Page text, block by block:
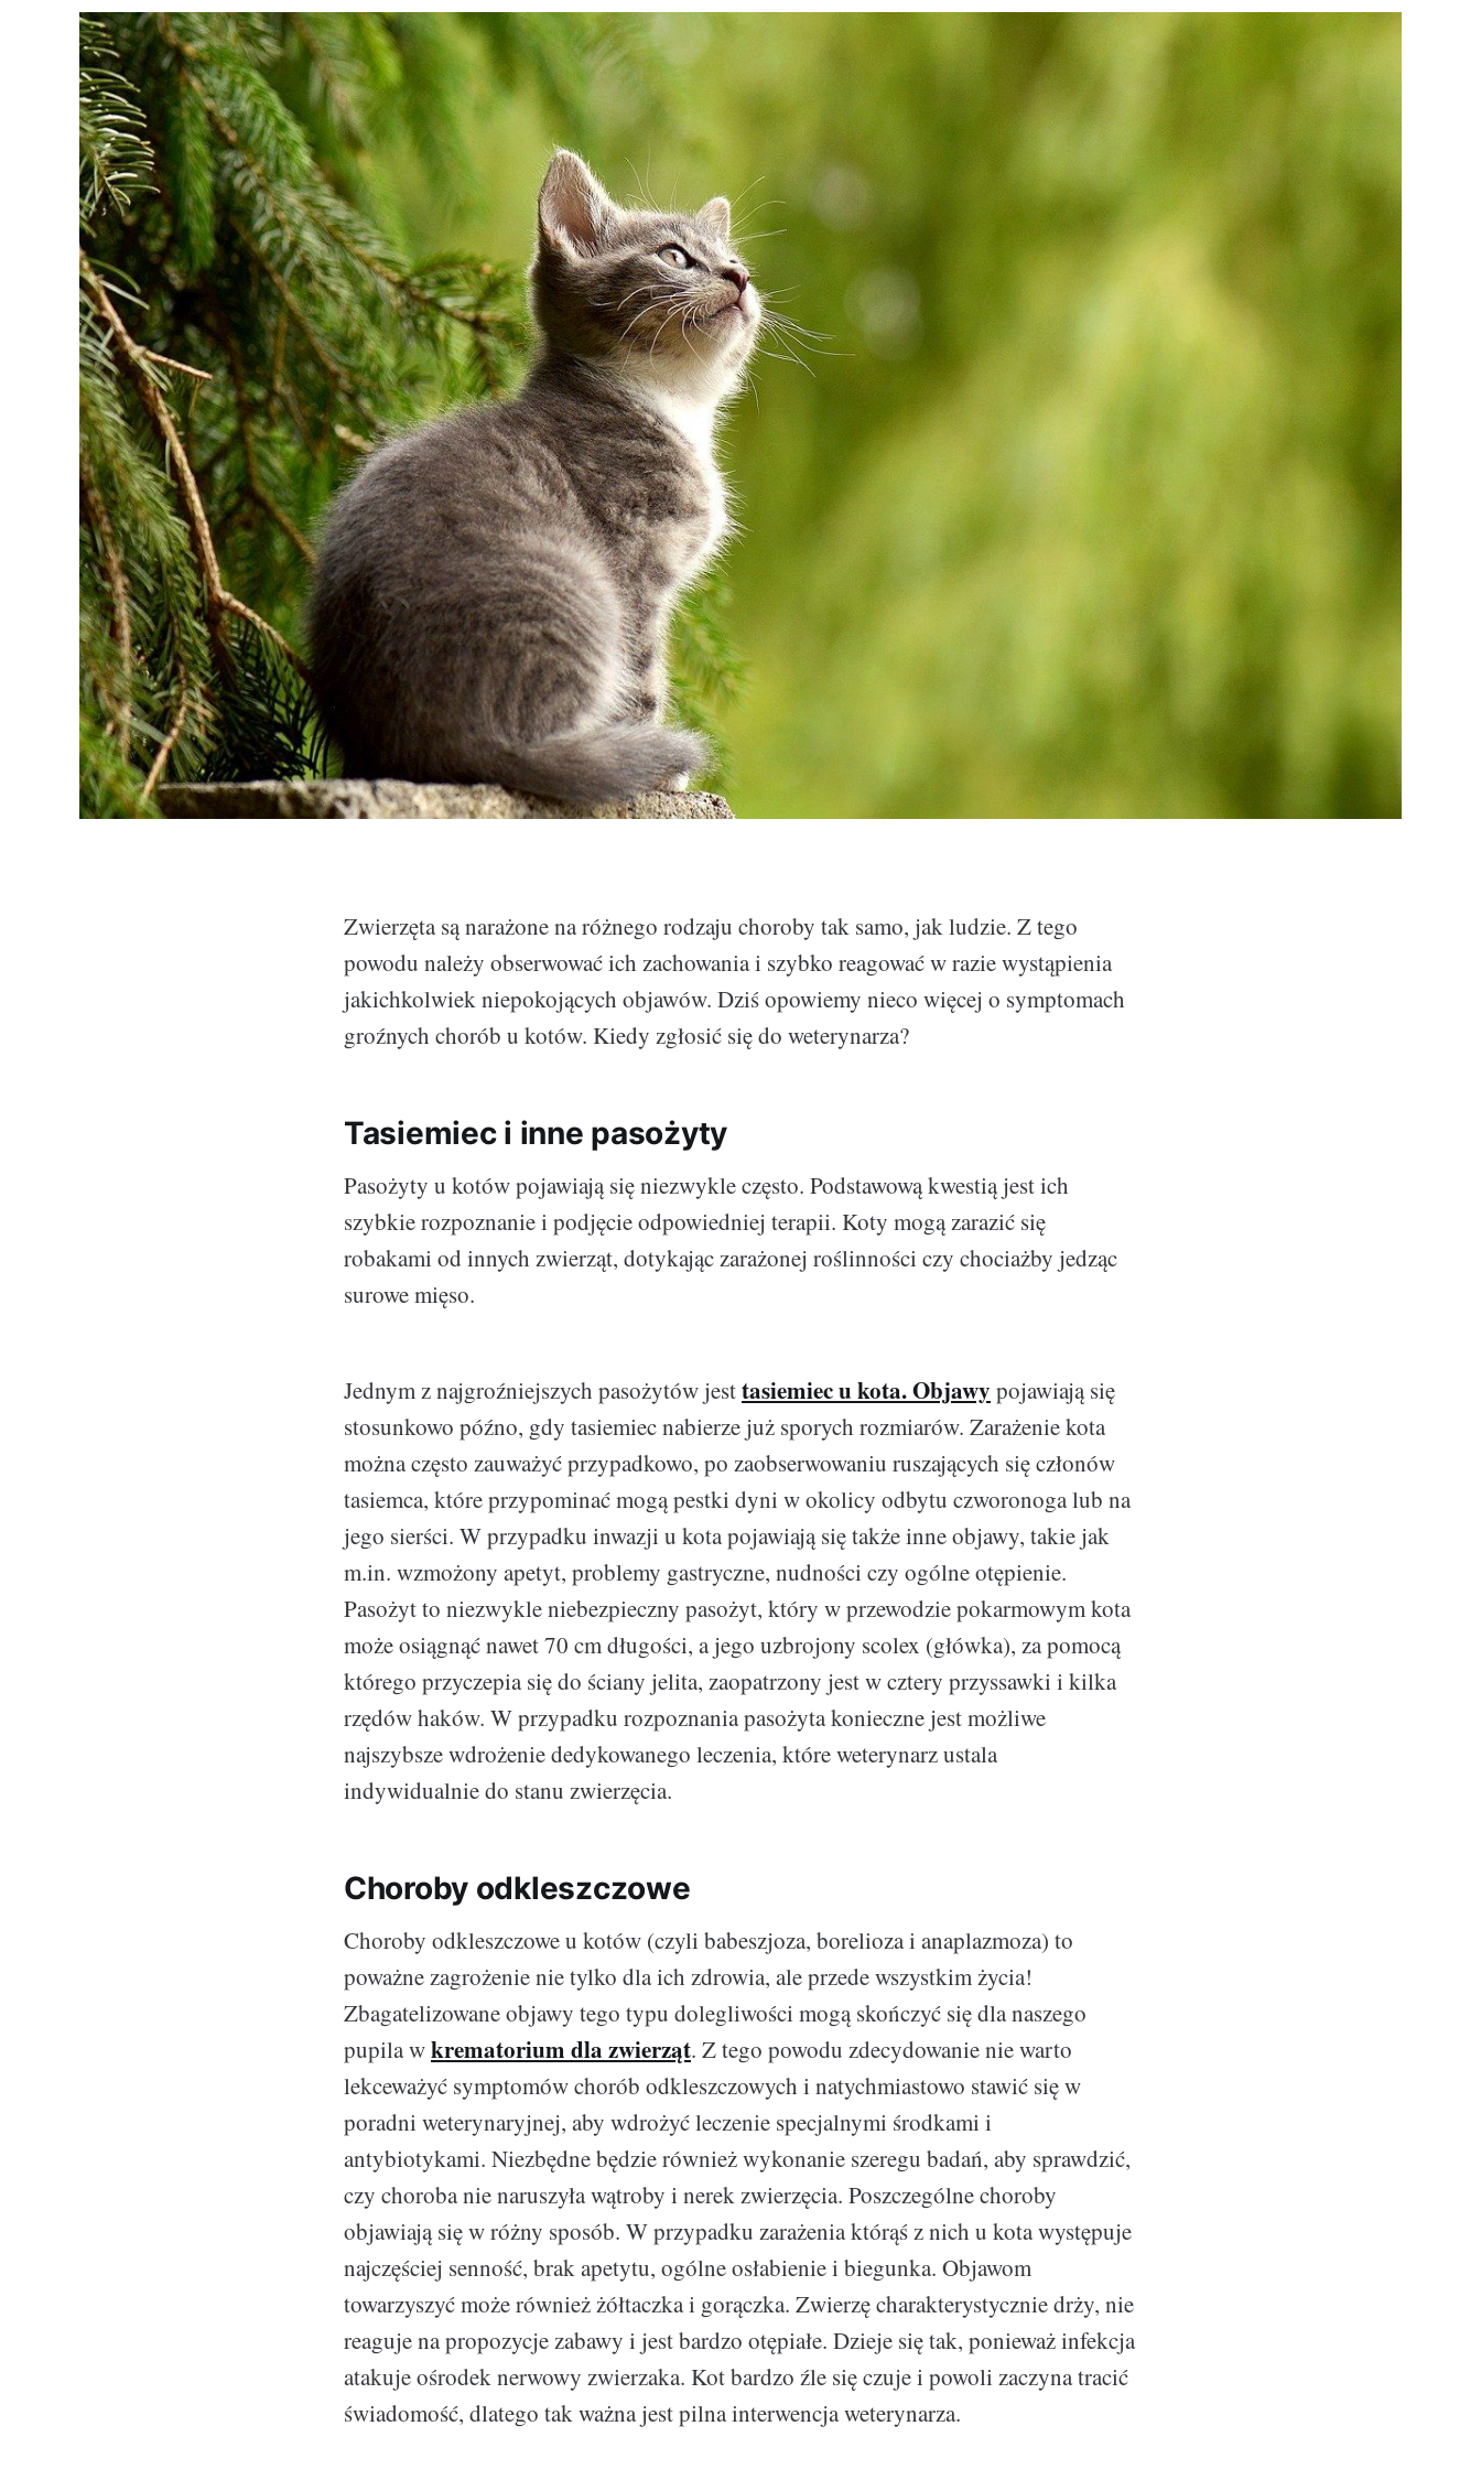
Zwierzęta są narażone na różnego rodzaju choroby tak samo, jak ludzie. Z tego
powodu należy obserwować ich zachowania i szybko reagować w razie wystąpienia
jakichkolwiek niepokojących objawów. Dziś opowiemy nieco więcej o symptomach
groźnych chorób u kotów. Kiedy zgłosić się do weterynarza?
Tasiemiec i inne pasożyty
Pasożyty u kotów pojawiają się niezwykle często. Podstawową kwestią jest ich
szybkie rozpoznanie i podjęcie odpowiedniej terapii. Koty mogą zarazić się
robakami od innych zwierząt, dotykając zarażonej roślinności czy chociażby jedząc
surowe mięso.
Jednym z najgroźniejszych pasożytów jesttasiemiec u kota. Objawy pojawiają się
stosunkowo późno, gdy tasiemiec nabierze już sporych rozmiarów. Zarażenie kota
można często zauważyć przypadkowo, po zaobserwowaniu ruszających się członów
tasiemca, które przypominać mogą pestki dyni w okolicy odbytu czworonoga lub na
jego sierści. W przypadku inwazji u kota pojawiają się także inne objawy, takie jak
m.in. wzmożony apetyt, problemy gastryczne, nudności czy ogólne otępienie.
Pasożyt to niezwykle niebezpieczny pasożyt, który w przewodzie pokarmowym kota
może osiągnąć nawet 70 cm długości, a jego uzbrojony scolex (główka), za pomocą
którego przyczepia się do ściany jelita, zaopatrzony jest w cztery przyssawki i kilka
rzędów haków. W przypadku rozpoznania pasożyta konieczne jest możliwe
najszybsze wdrożenie dedykowanego leczenia, które weterynarz ustala
indywidualnie do stanu zwierzęcia.
Choroby odkleszczowe
Choroby odkleszczowe u kotów (czyli babeszjoza, borelioza i anaplazmoza) to
poważne zagrożenie nie tylko dla ich zdrowia, ale przede wszystkim życia!
Zbagatelizowane objawy tego typu dolegliwości mogą skończyć się dla naszego
pupila wkrematorium dla zwierząt. Z tego powodu zdecydowanie nie warto
lekceważyć symptomów chorób odkleszczowych i natychmiastowo stawić się w
poradni weterynaryjnej, aby wdrożyć leczenie specjalnymi środkami i
antybiotykami. Niezbędne będzie również wykonanie szeregu badań, aby sprawdzić,
czy choroba nie naruszyła wątroby i nerek zwierzęcia. Poszczególne choroby
objawiają się w różny sposób. W przypadku zarażenia którąś z nich u kota występuje
najczęściej senność, brak apetytu, ogólne osłabienie i biegunka. Objawom
towarzyszyć może również żółtaczka i gorączka. Zwierzę charakterystycznie drży, nie
reaguje na propozycje zabawy i jest bardzo otępiałe. Dzieje się tak, ponieważ infekcja
atakuje ośrodek nerwowy zwierzaka. Kot bardzo źle się czuje i powoli zaczyna tracić
świadomość, dlatego tak ważna jest pilna interwencja weterynarza.